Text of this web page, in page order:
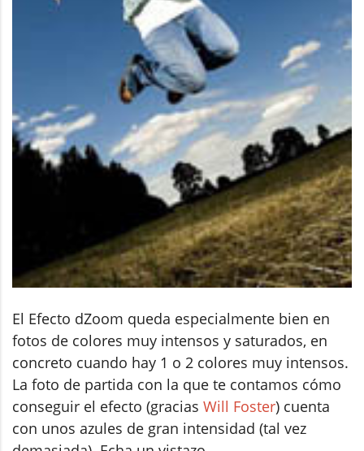
El Efecto dZoom queda especialmente bien en
fotos de colores muy intensos y saturados, en
concreto cuando hay 1 o 2 colores muy intensos.
La foto de partida con la que te contamos cómo
conseguir el efecto (gracias Will Foster) cuenta
con unos azules de gran intensidad (tal vez